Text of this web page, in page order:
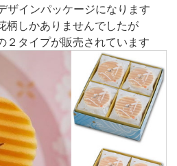
ザインパッケージになります
柄しかありませんでしたが
２タイプが販売されています